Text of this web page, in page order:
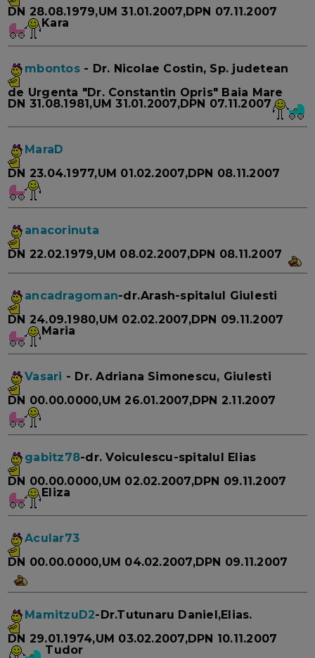
DN 28.08.1979,UM 31.01.2007,DPN 07.11.2007
Kara
mbontos- Dr. Nicolae Costin, Sp. judetean
de Urgenta "Dr. Constantin Opris" Baia Mare
DN 31.08.1981,UM 31.01.2007,DPN 07.11.2007
MaraD
DN 23.04.1977,UM 01.02.2007,DPN 08.11.2007
anacorinuta
DN 22.02.1979,UM 08.02.2007,DPN 08.11.2007
ancadragoman-dr.Arash-spitalul Giulesti
DN 24.09.1980,UM 02.02.2007,DPN 09.11.2007
Maria
Vasari - Dr. Adriana Simonescu, Giulesti
DN 00.00.0000,UM 26.01.2007,DPN 2.11.2007
gabitz78-dr. Voiculescu-spitalul Elias
DN 00.00.0000,UM 02.02.2007,DPN 09.11.2007
Eliza
Acular73
DN 00.00.0000,UM 04.02.2007,DPN 09.11.2007
MamitzuD2-Dr.Tutunaru Daniel,Elias.
DN 29.01.1974,UM 03.02.2007,DPN 10.11.2007
Tudor